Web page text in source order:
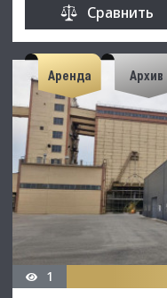
Сравнить
Аренда Архив
1